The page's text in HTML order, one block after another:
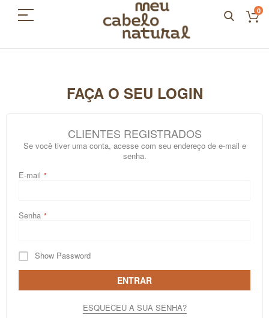
0
FAÇA O SEU LOGIN
CLIENTES REGISTRADOS
Se você tiver uma conta, acesse com seu endereço de e-mail e
senha.
E-mail
Senha
Show Password
ENTRAR
ESQUECEU A SUA SENHA?